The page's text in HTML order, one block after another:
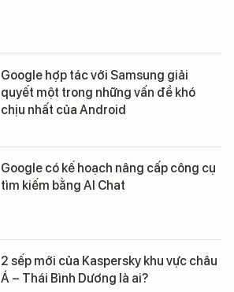
Google hợp tác với Samsung giải
quyết một trong những vấn đề khó
chịu nhất của Android
Google có kế hoạch nâng cấp công cụ
tìm kiếm bằng AI Chat
2 sếp mới của Kaspersky khu vực châu
Á – Thái Bình Dương là ai?